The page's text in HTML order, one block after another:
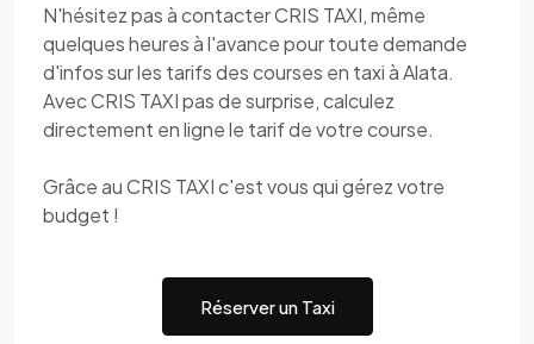
N'hésitez pas à contacter CRIS TAXI, même
quelques heures à l'avance pour toute demande
d'infos sur les tarifs des courses en taxi à Alata.
Avec CRIS TAXI pas de surprise, calculez
directement en ligne le tarif de votre course.
Grâce au CRIS TAXI c'est vous qui gérez votre
budget !
Réserver un Taxi